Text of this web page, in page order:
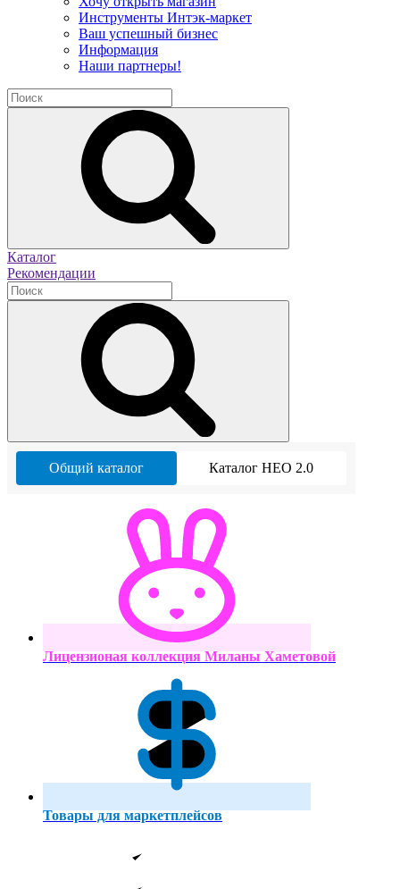
Инструменты Интэк-маркет
Ваш успешный бизнес
Информация
Наши партнеры!
Каталог
Рекомендации
Общий каталог Каталог НЕО 2.0
Лицензионая коллекция Миланы Хаметовой
Товары для маркетплейсов